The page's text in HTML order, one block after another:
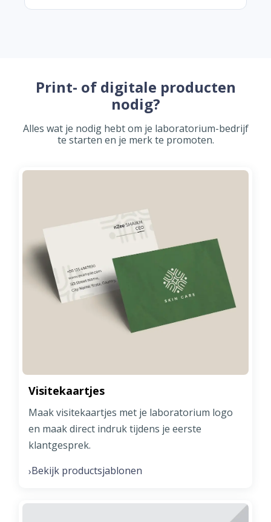
Print- of digitale producten
nodig?
Alles wat je nodig hebt om je laboratorium-bedrijf
te starten en je merk te promoten.
Visitekaartjes
Maak visitekaartjes met je laboratorium logo
en maak direct indruk tijdens je eerste
klantgesprek.
›Bekijk productsjablonen